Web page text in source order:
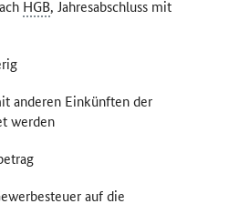
HGB, Jahresabschluss mit
anderen Einkünften der
werden
auf die